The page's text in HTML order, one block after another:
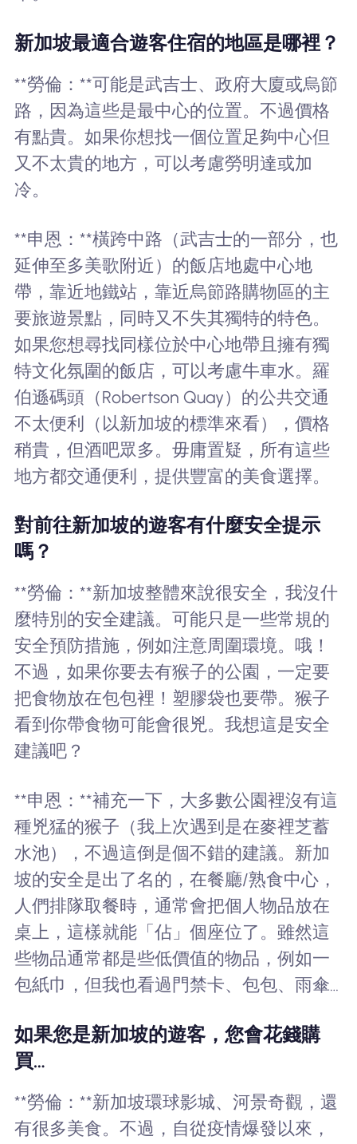
新加坡最適合遊客住宿的地區是哪裡？
**勞倫：**可能是武吉士、政府大廈或烏節
路，因為這些是最中心的位置。不過價格
有點貴。如果你想找一個位置足夠中心但
又不太貴的地方，可以考慮勞明達或加
冷。
**申恩：**橫跨中路（武吉士的一部分，也
延伸至多美歌附近）的飯店地處中心地
帶，靠近地鐵站，靠近烏節路購物區的主
要旅遊景點，同時又不失其獨特的特色。
如果您想尋找同樣位於中心地帶且擁有獨
特文化氛圍的飯店，可以考慮牛車水。羅
伯遜碼頭（Robertson Quay）的公共交通
不太便利（以新加坡的標準來看），價格
稍貴，但酒吧眾多。毋庸置疑，所有這些
地方都交通便利，提供豐富的美食選擇。
對前往新加坡的遊客有什麼安全提示
嗎？
**勞倫：**新加坡整體來說很安全，我沒什
麼特別的安全建議。可能只是一些常規的
安全預防措施，例如注意周圍環境。哦！
不過，如果你要去有猴子的公園，一定要
把食物放在包包裡！塑膠袋也要帶。猴子
看到你帶食物可能會很兇。我想這是安全
建議吧？
**申恩：**補充一下，大多數公園裡沒有這
種兇猛的猴子（我上次遇到是在麥裡芝蓄
水池），不過這倒是個不錯的建議。新加
坡的安全是出了名的，在餐廳/熟食中心，
人們排隊取餐時，通常會把個人物品放在
桌上，這樣就能「佔」個座位了。雖然這
些物品通常都是些低價值的物品，例如一
包紙巾，但我也看過門禁卡、包包、雨傘…
如果您是新加坡的遊客，您會花錢購
買…
**勞倫：**新加坡環球影城、河景奇觀，還
有很多美食。不過，自從疫情爆發以來，